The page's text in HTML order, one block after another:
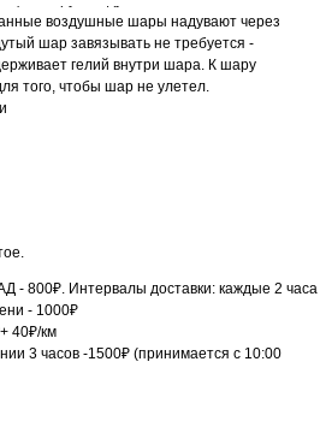
воздушные шары надувают через
шар завязывать не требуется -
гелий внутри шара. К шару
того, чтобы шар не улетел.
- 800₽. Интервалы доставки: каждые 2 часа
- 1000₽
40₽/км
3 часов -1500₽ (принимается с 10:00